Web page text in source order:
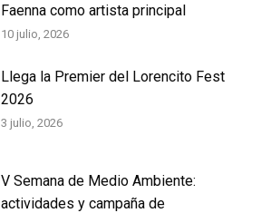
Faenna como artista principal
10 julio, 2026
Llega la Premier del Lorencito Fest
2026
3 julio, 2026
V Semana de Medio Ambiente:
actividades y campaña de